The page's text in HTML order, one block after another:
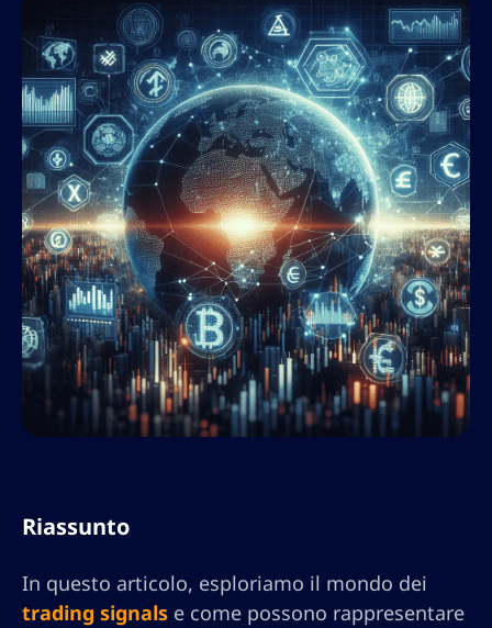
Riassunto
In questo articolo, esploriamo il mondo dei
trading signals e come possono rappresentare